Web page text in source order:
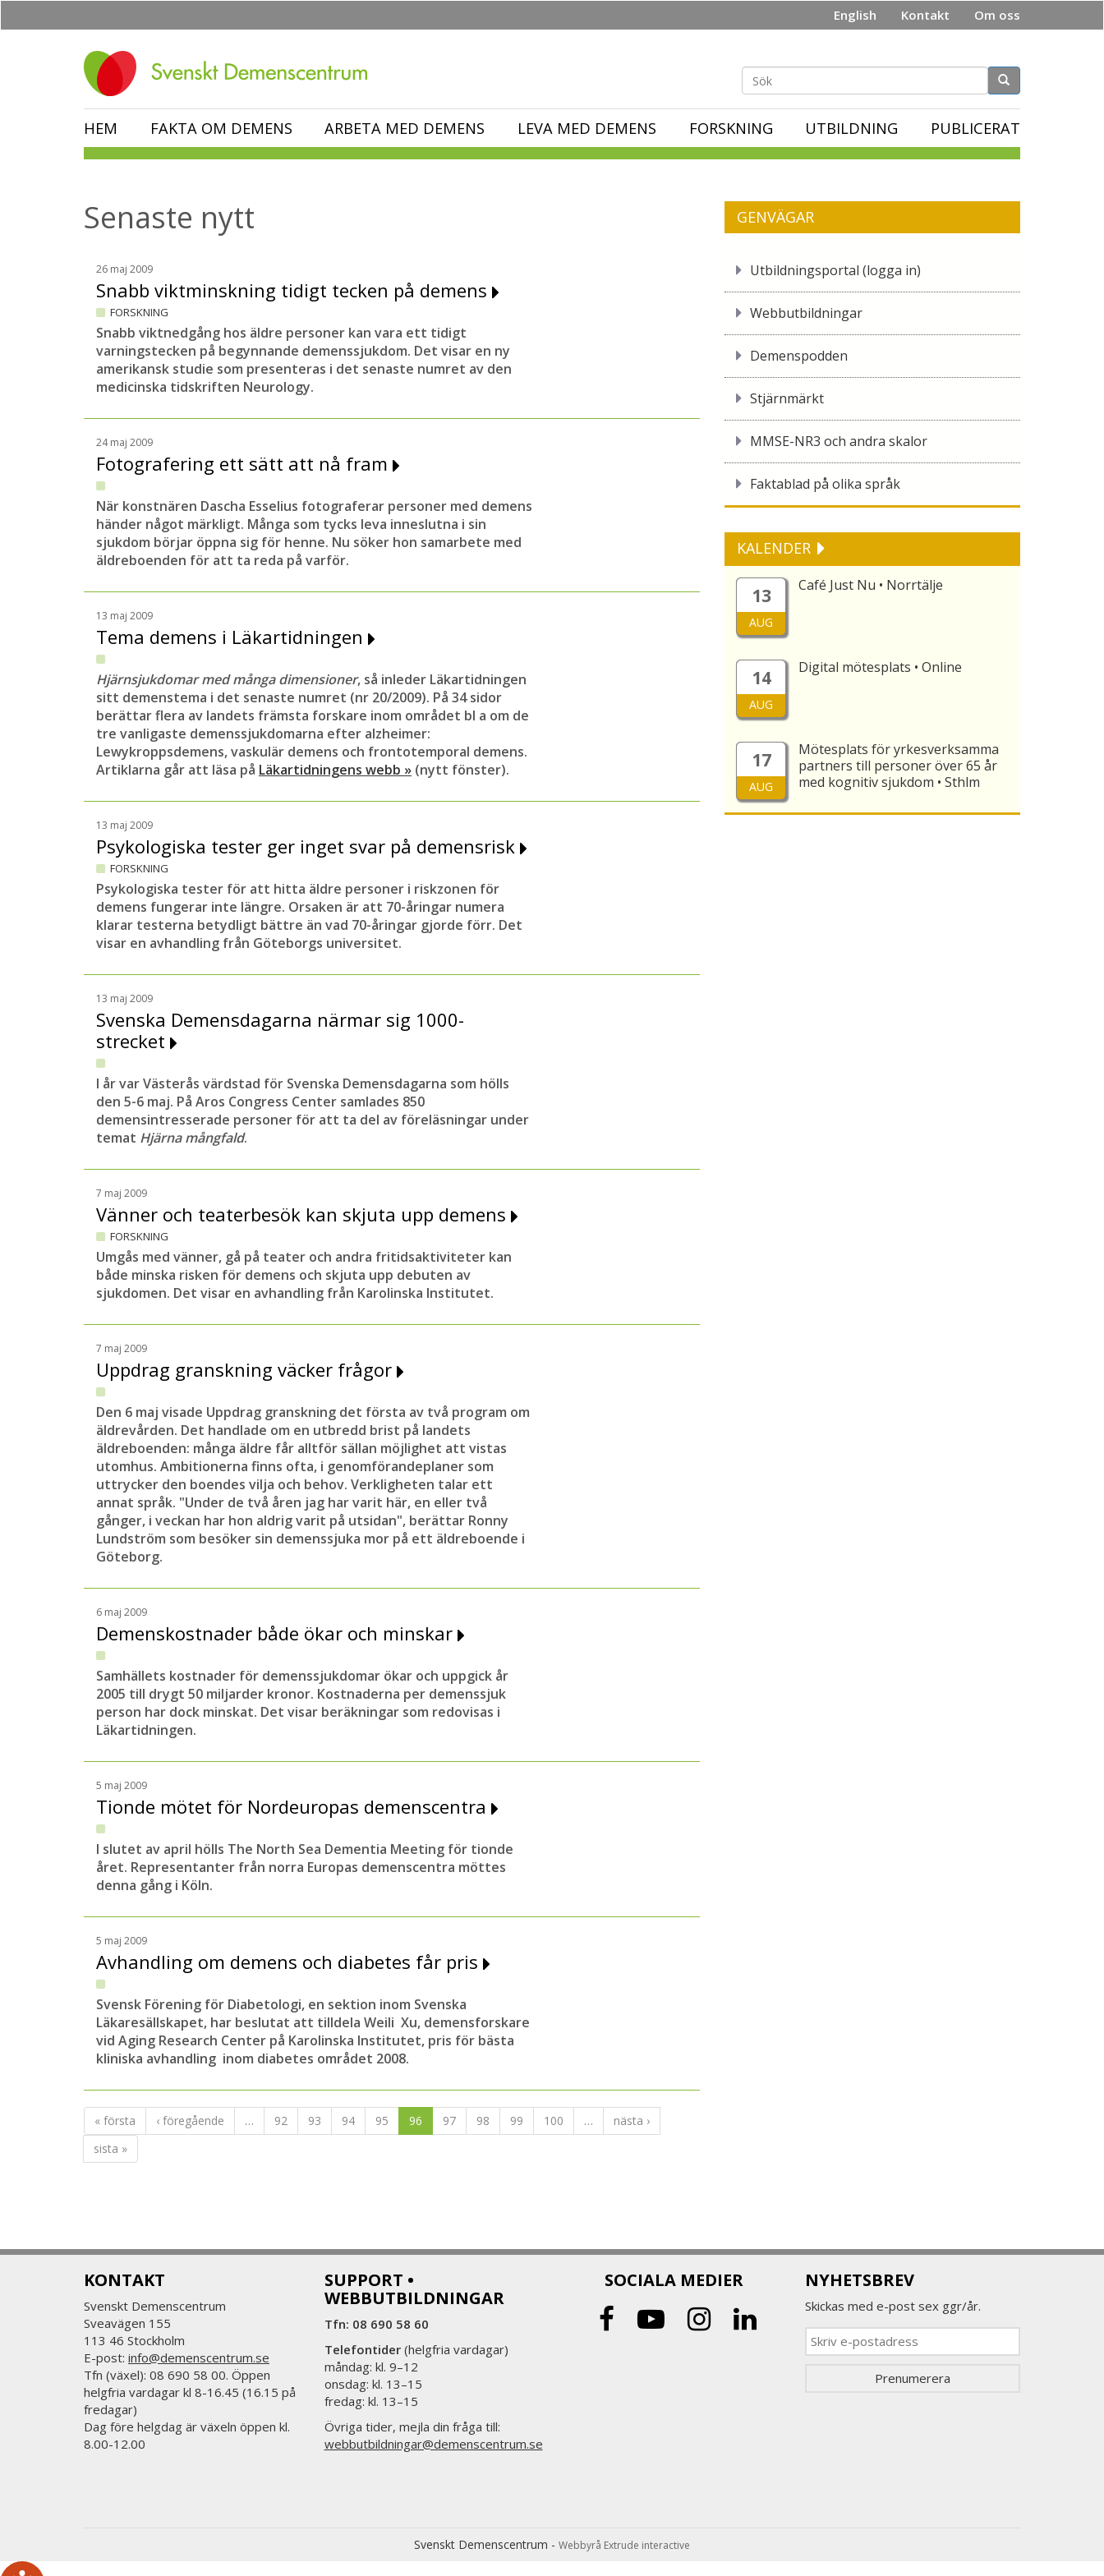
English Kontakt Om oss
Sökformulär
HEM FAKTA OM DEMENS ARBETA MED DEMENS LEVA MED DEMENS FORSKNING UTBILDNING PUBLICERAT
Senaste nytt
26 maj 2009
Snabb viktminskning tidigt tecken på demens
FORSKNING
Snabb viktnedgång hos äldre personer kan vara ett tidigt
varningstecken på begynnande demenssjukdom. Det visar en ny
amerikansk studie som presenteras i det senaste numret av den
medicinska tidskriften Neurology.
24 maj 2009
Fotografering ett sätt att nå fram
När konstnären Dascha Esselius fotograferar personer med demens
händer något märkligt. Många som tycks leva inneslutna i sin
sjukdom börjar öppna sig för henne. Nu söker hon samarbete med
äldreboenden för att ta reda på varför.
13 maj 2009
Tema demens i Läkartidningen
Hjärnsjukdomar med många dimensioner, så inleder Läkartidningen
sitt demenstema i det senaste numret (nr 20/2009). På 34 sidor
berättar flera av landets främsta forskare inom området bl a om de
tre vanligaste demenssjukdomarna efter alzheimer:
Lewykroppsdemens, vaskulär demens och frontotemporal demens.
Artiklarna går att läsa på Läkartidningens webb » (nytt fönster).
13 maj 2009
Psykologiska tester ger inget svar på demensrisk
FORSKNING
Psykologiska tester för att hitta äldre personer i riskzonen för
demens fungerar inte längre. Orsaken är att 70-åringar numera
klarar testerna betydligt bättre än vad 70-åringar gjorde förr. Det
visar en avhandling från Göteborgs universitet.
13 maj 2009
Svenska Demensdagarna närmar sig 1000-
strecket
I år var Västerås värdstad för Svenska Demensdagarna som hölls
den 5-6 maj. På Aros Congress Center samlades 850
demensintresserade personer för att ta del av föreläsningar under
temat Hjärna mångfald.
7 maj 2009
Vänner och teaterbesök kan skjuta upp demens
FORSKNING
Umgås med vänner, gå på teater och andra fritidsaktiviteter kan
både minska risken för demens och skjuta upp debuten av
sjukdomen. Det visar en avhandling från Karolinska Institutet.
7 maj 2009
Uppdrag granskning väcker frågor
Den 6 maj visade Uppdrag granskning det första av två program om
äldrevården. Det handlade om en utbredd brist på landets
äldreboenden: många äldre får alltför sällan möjlighet att vistas
utomhus. Ambitionerna finns ofta, i genomförandeplaner som
uttrycker den boendes vilja och behov. Verkligheten talar ett
annat språk. "Under de två åren jag har varit här, en eller två
gånger, i veckan har hon aldrig varit på utsidan", berättar Ronny
Lundström som besöker sin demenssjuka mor på ett äldreboende i
Göteborg.
6 maj 2009
Demenskostnader både ökar och minskar
Samhällets kostnader för demenssjukdomar ökar och uppgick år
2005 till drygt 50 miljarder kronor. Kostnaderna per demenssjuk
person har dock minskat. Det visar beräkningar som redovisas i
Läkartidningen.
5 maj 2009
Tionde mötet för Nordeuropas demenscentra
I slutet av april hölls The North Sea Dementia Meeting för tionde
året. Representanter från norra Europas demenscentra möttes
denna gång i Köln.
5 maj 2009
Avhandling om demens och diabetes får pris
Svensk Förening för Diabetologi, en sektion inom Svenska
Läkaresällskapet, har beslutat att tilldela Weili Xu, demensforskare
vid Aging Research Center på Karolinska Institutet, pris för bästa
kliniska avhandling inom diabetes området 2008.
« första ‹ föregående … 92 93 94 95 96 97 98 99 100 …
nästa ›
sista »
GENVÄGAR
Utbildningsportal (logga in)
Webbutbildningar
Demenspodden
Stjärnmärkt
MMSE-NR3 och andra skalor
Faktablad på olika språk
KALENDER
13
AUG
Café Just Nu • Norrtälje
14
AUG
Digital mötesplats • Online
17
AUG
Mötesplats för yrkesverksamma
partners till personer över 65 år
med kognitiv sjukdom • Sthlm
KONTAKT
Svenskt Demenscentrum
Sveavägen 155
113 46 Stockholm
E-post: info@demenscentrum.se
Tfn (växel): 08 690 58 00. Öppen
helgfria vardagar kl 8-16.45 (16.15 på
fredagar)
Dag före helgdag är växeln öppen kl.
8.00-12.00
SUPPORT •
WEBBUTBILDNINGAR
Tfn: 08 690 58 60
Telefontider(helgfria vardagar)
måndag: kl. 9–12
onsdag: kl. 13–15
fredag: kl. 13–15
Övriga tider, mejla din fråga till:
webbutbildningar@demenscentrum.se
SOCIALA MEDIER NYHETSBREV
Skickas med e-post sex ggr/år.
Svenskt Demenscentrum - Webbyrå Extrude interactive